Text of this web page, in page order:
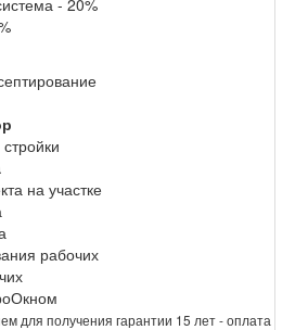
на участке
рабочих
для получения гарантии 15 лет - оплата